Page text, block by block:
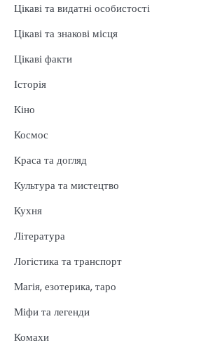
Цікаві та видатні особистості
Цікаві та знакові місця
Цікаві факти
Історія
Кіно
Космос
Краса та догляд
Культура та мистецтво
Кухня
Література
Логістика та транспорт
Магія, езотерика, таро
Міфи та легенди
Комахи